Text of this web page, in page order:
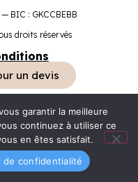
BIC : GKCCBEBB
droits réservés
un devis
garantir la meilleure
continuez à utiliser ce
en êtes satisfait.
de confidentialité